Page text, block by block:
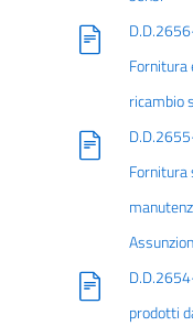
Fornitura
ricambio
Fornitura
prodotti